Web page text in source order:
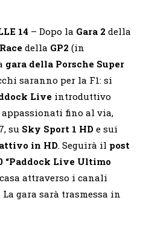
14 – Dopo la Gara 2 della
della GP2 (in
gara della Porsche Super
saranno per la F1: si
Live introduttivo
appassionati fino al via,
su Sky Sport 1 HD e sui
in HD. Seguirà il post
“Paddock Live Ultimo
attraverso i canali
La gara sarà trasmessa in